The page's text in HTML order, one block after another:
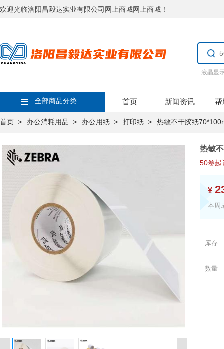
欢迎光临洛阳昌毅达实业有限公司网上商城网上商城！
液晶显
全部商品分类 首页 新闻资讯 帮
首页 > 办公消耗用品 > 办公用纸 > 打印纸 > 热敏不干胶纸
热敏
50卷起
¥
本周
库存
数量